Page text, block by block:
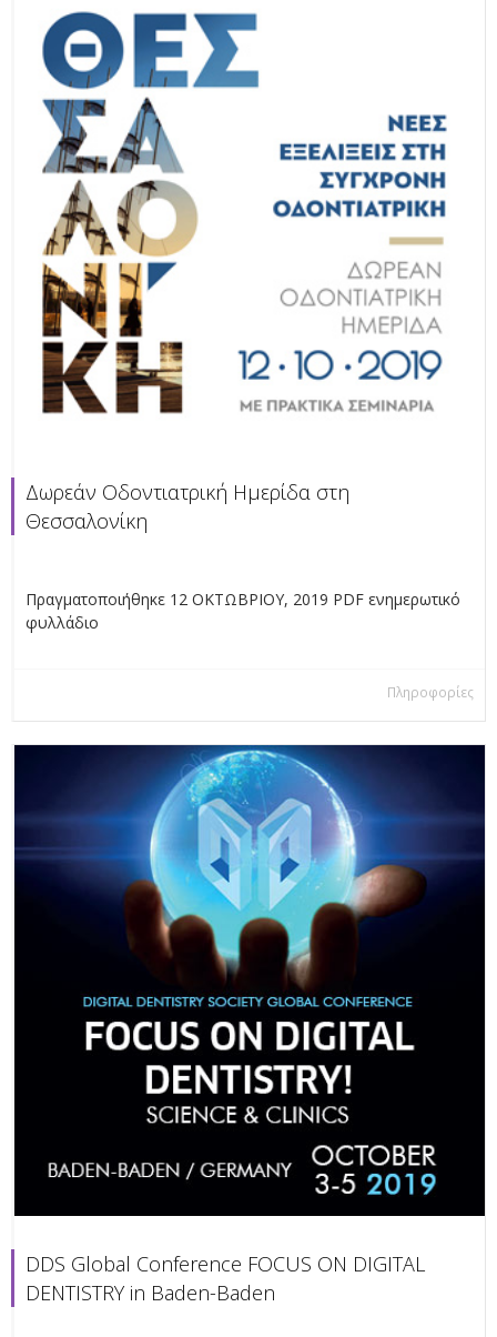
Δωρεάν Οδοντιατρική Ημερίδα στη
Θεσσαλονίκη
Πραγματοποιήθηκε 12 ΟΚΤΩΒΡΙΟΥ, 2019 PDF ενημερωτικό
φυλλάδιο
Πληροφορίες
DDS Global Conference FOCUS ON DIGITAL
DENTISTRY in Baden-Baden